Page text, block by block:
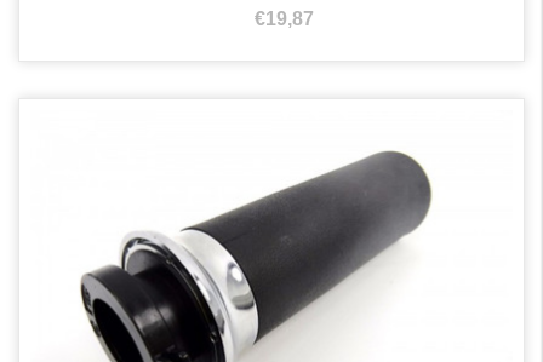
€19,87